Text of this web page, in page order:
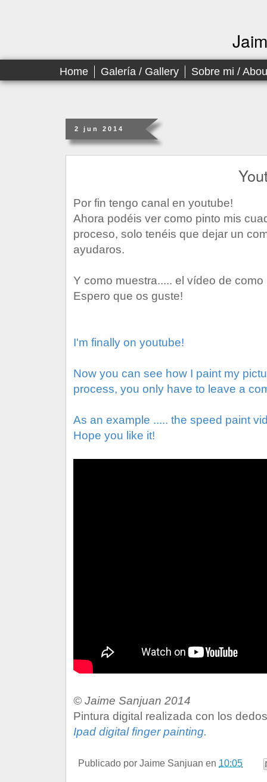
Home Galería / Gallery Sobre mi /
2 jun 2014
Por fin tengo canal en youtube!
Ahora podéis ver como pinto mis
proceso, solo tenéis que dejar un
ayudaros.
Y como muestra..... el vídeo de
Espero que os guste!
I'm finally on youtube!
Now you can see how I paint my
process, you only have to leave a
As an example ..... the speed paint
Hope you like it!
© Jaime Sanjuan 2014
Pintura digital realizada con los
Ipad digital finger painting.
Publicado por Jaime Sanjuan en 10:05